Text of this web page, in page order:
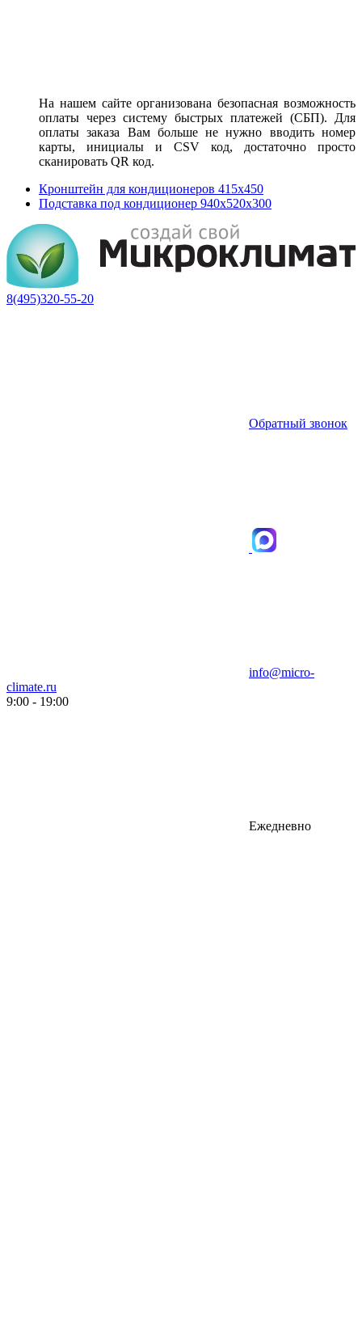
На нашем сайте организована безопасная возможность
оплаты через систему быстрых платежей (СБП). Для
оплаты заказа Вам больше не нужно вводить номер
карты, инициалы и CSV код, достаточно просто
сканировать QR код.
Кронштейн для кондиционеров 415х450
Подставка под кондиционер 940x520x300
8(495)320-55-20
Обратный звонок
info@micro-
climate.ru
9:00 - 19:00
Ежедневно